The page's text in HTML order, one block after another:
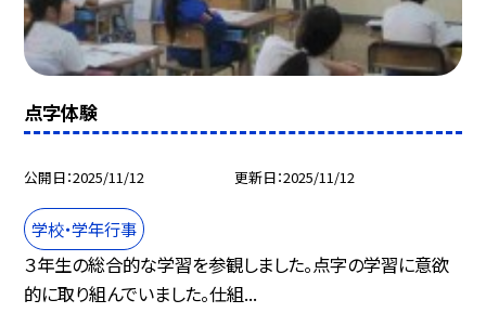
点字体験
公開日 2025/11/12 更新日 2025/11/12
学校・学年行事
３年生の総合的な学習を参観しました。点字の学習に意欲
的に取り組んでいました。仕組...